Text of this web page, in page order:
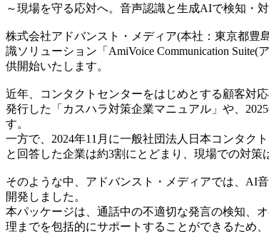
～現場を守る応対へ。音声認識と生成AIで検知・
株式会社アドバンスト・メディア(本社：東京都
識ソリューション「AmiVoice Communication
供開始いたします。
近年、コンタクトセンターをはじめとする顧客対
発行した「カスハラ対策企業マニュアル」や、
す。
一方で、2024年11月に一般社団法人日本コンタク
と回答した企業は約3割にとどまり、現場での対策
そのような中、アドバンスト・メディアでは、AI
開発しました。
本パッケージは、通話中の不適切な発言の検知、
理までを包括的にサポートすることができるため